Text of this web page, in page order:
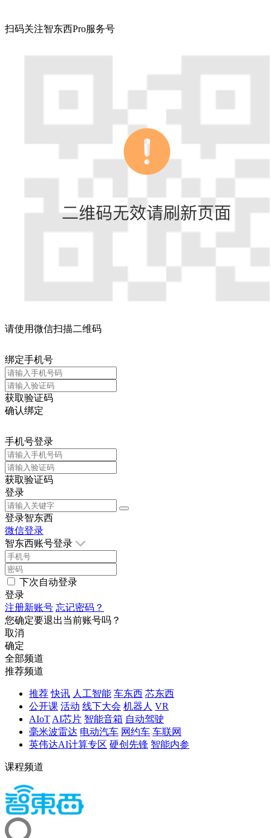
扫码关注智东西Pro服务号
请使用微信扫描二维码
绑定手机号
获取验证码
确认绑定
手机号登录
获取验证码
登录
登录智东西
微信登录
智东西账号登录
下次自动登录
登录
注册新账号 忘记密码？
您确定要退出当前账号吗？
取消
确定
全部频道
推荐频道
推荐 快讯 人工智能 车东西 芯东西
公开课 活动 线下大会 机器人 VR
AIoT AI芯片 智能音箱 自动驾驶
毫米波雷达 电动汽车 网约车 车联网
英伟达AI计算专区 硬创先锋 智能内参
课程频道